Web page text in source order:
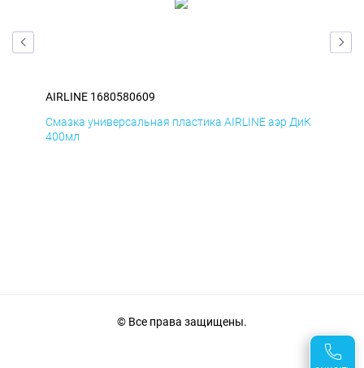
AIRLINE 1680580609
Смазка универсальная пластика AIRLINE аэр ДиК
400мл
© Все права защищены.